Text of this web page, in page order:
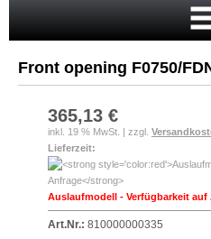
Mein Konto
Neukunde?
Kasse
Anmelden
Front opening F0750/
365,13 €
inkl. 19 % MwSt. | zzgl.
Lieferzeit:
Auslaufmodell - Verfügbarkeit auf
Art.Nr.: 810000000335